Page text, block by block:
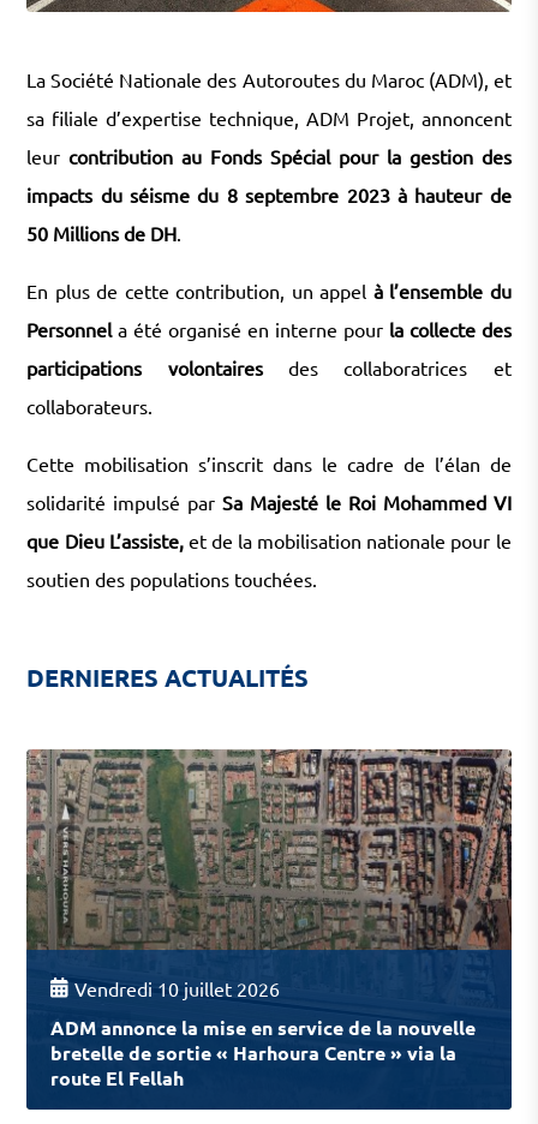
La Société Nationale des Autoroutes du Maroc (ADM), et
sa filiale d’expertise technique, ADM Projet, annoncent
leurcontribution au Fonds Spécial pour la gestion des
impacts du séisme du 8 septembre 2023 à hauteur de
50 Millions de DH
En plus de cette contribution, un appel à l’ensemble du
Personnel a été organisé en interne pour la collecte des
participations volontairesdes collaboratrices et
collaborateurs.
Cette mobilisation s’inscrit dans le cadre de l’élan de
solidarité impulsé parSa Majesté le Roi Mohammed VI
que Dieu L’assiste,et de la mobilisation nationale pour le
soutien des populations touchées.
DERNIERES ACTUALITÉS
Vendredi 10 juillet 2026
ADM annonce la mise en service de la nouvelle
bretelle de sortie « Harhoura Centre » via la
route El Fellah